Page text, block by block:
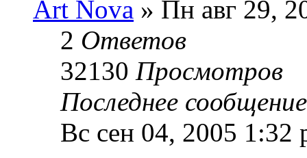
Art Nova » Пн авг 29,
2 Ответов
32130 Просмотров
Последнее
Вс сен 04, 2005 1:32